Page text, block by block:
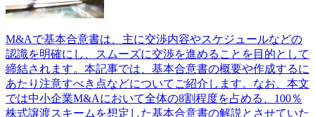
M&Aで基本合意書は、主に交渉内容やスケジュールなどの
認識を明確にし、スムーズに交渉を進めることを目的として
締結されます。本記事では、基本合意書の概要や作成するに
あたり注意すべき点などについてご紹介します。なお、本文
では中小企業M&Aにおいて全体の8割程度を占める、100％
株式譲渡スキームを想定した基本合意書の解説とさせていた